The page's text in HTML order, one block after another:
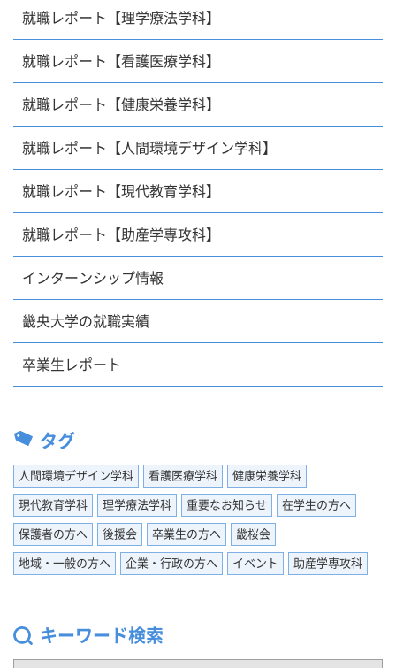
就職レポート【理学療法学科】
就職レポート【看護医療学科】
就職レポート【健康栄養学科】
就職レポート【人間環境デザイン学科】
就職レポート【現代教育学科】
就職レポート【助産学専攻科】
インターンシップ情報
畿央大学の就職実績
卒業生レポート
タグ
人間環境デザイン学科 看護医療学科 健康栄養学科
現代教育学科 理学療法学科 重要なお知らせ 在学生の方へ
保護者の方へ 後援会 卒業生の方へ 畿桜会
地域・一般の方へ 企業・行政の方へ イベント 助産学専攻科
キーワード検索